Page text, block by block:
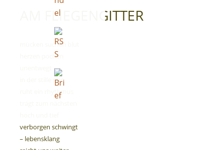
AM FLIEGENGITTER
mücken suchen blut
herzen pochen
in der stille nur
ruht ein rhythmus
verborgen schwingt
– lebensklang